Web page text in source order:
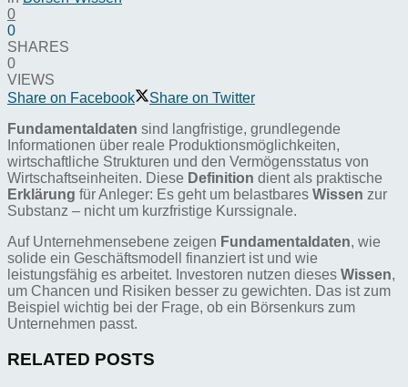
0
0
SHARES
0
VIEWS
Share on Facebook
Share on Twitter
Fundamentaldaten sind langfristige, grundlegende
Informationen über reale Produktionsmöglichkeiten,
wirtschaftliche Strukturen und den Vermögensstatus von
Wirtschaftseinheiten. Diese Definition dient als praktische
Erklärung für Anleger: Es geht um belastbares Wissen zur
Substanz – nicht um kurzfristige Kurssignale.
Auf Unternehmensebene zeigen Fundamentaldaten, wie
solide ein Geschäftsmodell finanziert ist und wie
leistungsfähig es arbeitet. Investoren nutzen dieses Wissen,
um Chancen und Risiken besser zu gewichten. Das ist zum
Beispiel wichtig bei der Frage, ob ein Börsenkurs zum
Unternehmen passt.
RELATED POSTS